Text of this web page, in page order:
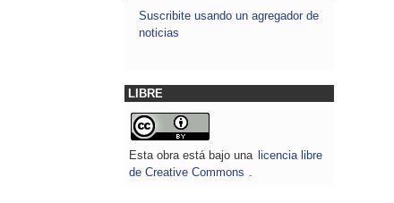
Suscribite usando un agregador de
noticias
LIBRE
Esta obra está bajo una licencia libre
de Creative Commons .